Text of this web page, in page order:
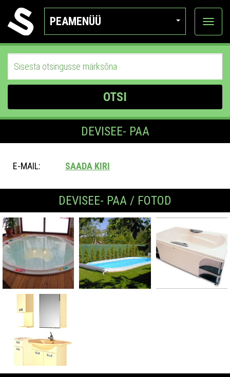
PEAMENÜÜ
Ava
OTSI
DEVISEE- PAA
E-MAIL: SAADA KIRI
DEVISEE- PAA / FOTOD